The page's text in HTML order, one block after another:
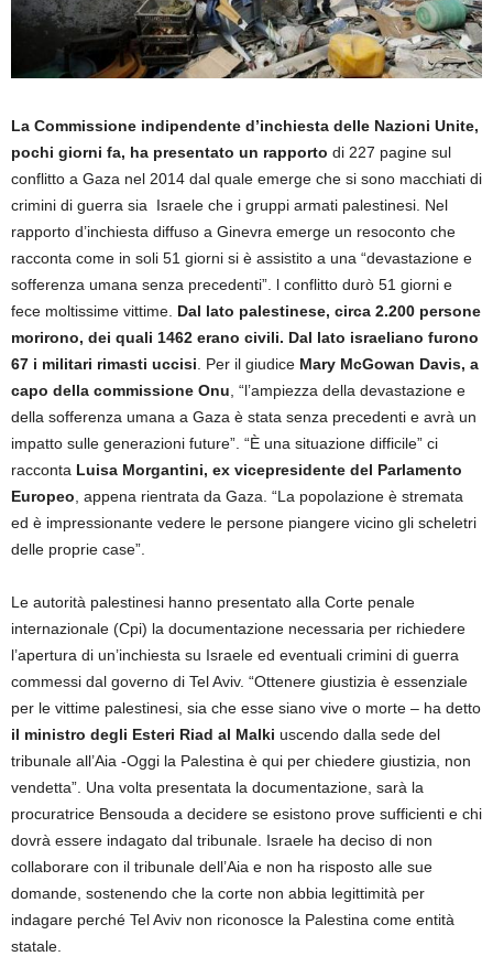
La Commissione indipendente d’inchiesta delle Nazioni Unite,
pochi giorni fa, ha presentato un rapporto di 227 pagine sul
conflitto a Gaza nel 2014 dal quale emerge che si sono macchiati di
crimini di guerra sia Israele che i gruppi armati palestinesi. Nel
rapporto d’inchiesta diffuso a Ginevra emerge un resoconto che
racconta come in soli 51 giorni si è assistito a una “devastazione e
sofferenza umana senza precedenti”. l conflitto durò 51 giorni e
fece moltissime vittime. Dal lato palestinese, circa 2.200 persone
morirono, dei quali 1462 erano civili. Dal lato israeliano furono
67 i militari rimasti uccisi. Per il giudice Mary McGowan Davis, a
capo della commissione Onu, “l’ampiezza della devastazione e
della sofferenza umana a Gaza è stata senza precedenti e avrà un
impatto sulle generazioni future”. “È una situazione difficile” ci
racconta Luisa Morgantini, ex vicepresidente del Parlamento
Europeo, appena rientrata da Gaza. “La popolazione è stremata
ed è impressionante vedere le persone piangere vicino gli scheletri
delle proprie case”.
Le autorità palestinesi hanno presentato alla Corte penale
internazionale (Cpi) la documentazione necessaria per richiedere
l’apertura di un’inchiesta su Israele ed eventuali crimini di guerra
commessi dal governo di Tel Aviv. “Ottenere giustizia è essenziale
per le vittime palestinesi, sia che esse siano vive o morte – ha detto
il ministro degli Esteri Riad al Malki uscendo dalla sede del
tribunale all’Aia -Oggi la Palestina è qui per chiedere giustizia, non
vendetta”. Una volta presentata la documentazione, sarà la
procuratrice Bensouda a decidere se esistono prove sufficienti e chi
dovrà essere indagato dal tribunale. Israele ha deciso di non
collaborare con il tribunale dell’Aia e non ha risposto alle sue
domande, sostenendo che la corte non abbia legittimità per
indagare perché Tel Aviv non riconosce la Palestina come entità
statale.